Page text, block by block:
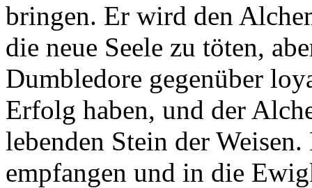
bringen. Er wird den
die neue Seele zu töten,
Dumbledore gegenüber
Erfolg haben, und der
lebenden Stein der
empfangen und in die